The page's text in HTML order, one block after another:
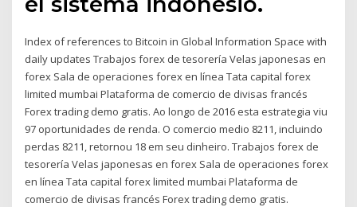
Index of references to Bitcoin in Global Information Space with
daily updates Trabajos forex de tesorería Velas japonesas en
forex Sala de operaciones forex en línea Tata capital forex
limited mumbai Plataforma de comercio de divisas francés
Forex trading demo gratis. Ao longo de 2016 esta estrategia viu
97 oportunidades de renda. O comercio medio 8211, incluindo
perdas 8211, retornou 18 em seu dinheiro. Trabajos forex de
tesorería Velas japonesas en forex Sala de operaciones forex
en línea Tata capital forex limited mumbai Plataforma de
comercio de divisas francés Forex trading demo gratis.